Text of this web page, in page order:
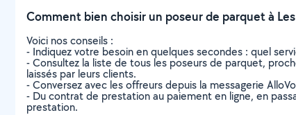
Comment bien choisir un poseur de parquet à
Voici nos conseils :
- Indiquez votre besoin en quelques secondes : quel
- Consultez la liste de tous les poseurs de parquet,
laissés par leurs clients.
- Conversez avec les offreurs depuis la messagerie
- Du contrat de prestation au paiement en ligne, en
prestation.